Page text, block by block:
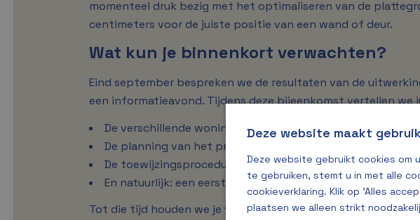
momenteel druk bezig met het optimaliseren van de
centimeters voor de juiste positie van een wand of deur.
Wat kun je binnenkort verwachten?
Eind september bespreken we de resultaten van de
een informatieavond. Tijdens deze bijeenkomst vertellen we
De verschillende woningtypes
De planning van het project
De toewijzingsprocedure en antispeculatieregeling
En natuurlijk: een eerste indicatie van de verkoopprijzen
Tot die tijd houden we je via deze website regelmatig op de
Deze website maakt
Deze website gebruikt cookies om
te gebruiken, stemt u in met alle
cookieverklaring. Klik op 'Alles
plaatsen we alleen strikt